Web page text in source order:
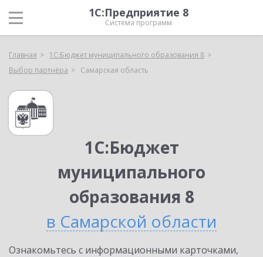
1С:Предприятие 8
Система программ
Главная
1С:Бюджет муниципального образования 8
Выбор партнёра
Самарская область
1С:Бюджет
муниципального
образования 8
в Самарской области
Ознакомьтесь с информационными карточками,